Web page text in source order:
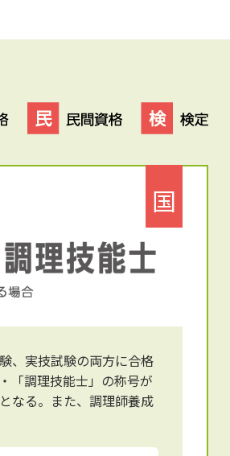
国
、実技試験の両方に合格
「調理技能士」の称号が
なる。また、調理師養成